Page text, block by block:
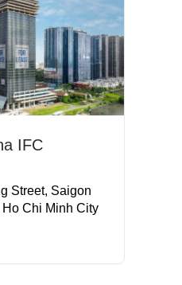
IFC
Street, Saigon
Chi Minh City